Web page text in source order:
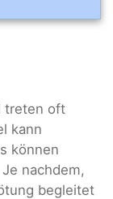
treten oft
kann
können
nachdem,
begleitet